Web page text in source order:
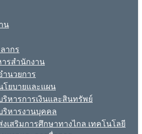
น
ากร
ารสำนักงาน
ำนวยการ
โยบายและแผน
ริหารการเงินและสินทรัพย์
ริหารงานบุคคล
งเสริมการศึกษาทางไกล เทคโนโลยี